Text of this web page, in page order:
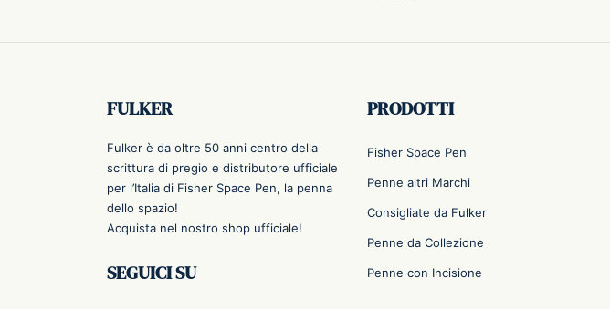
FULKER
Fulker è da oltre 50 anni centro della
scrittura di pregio e distributore ufficiale
per l’Italia di Fisher Space Pen, la penna
dello spazio!
Acquista nel nostro shop ufficiale!
SEGUICI SU
PRODOTTI
Fisher Space Pen
Penne altri Marchi
Consigliate da Fulker
Penne da Collezione
Penne con Incisione